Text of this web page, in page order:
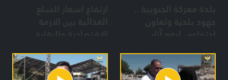
بلدة معركة الجنوبية ..
جهود بلدية وتعاون
إجتماعي لرفع آثار
والمجازر الصهيونية
ارتفاع اسعار السلع
الغذائية بين الازمة
الاقتصادية والرقابة